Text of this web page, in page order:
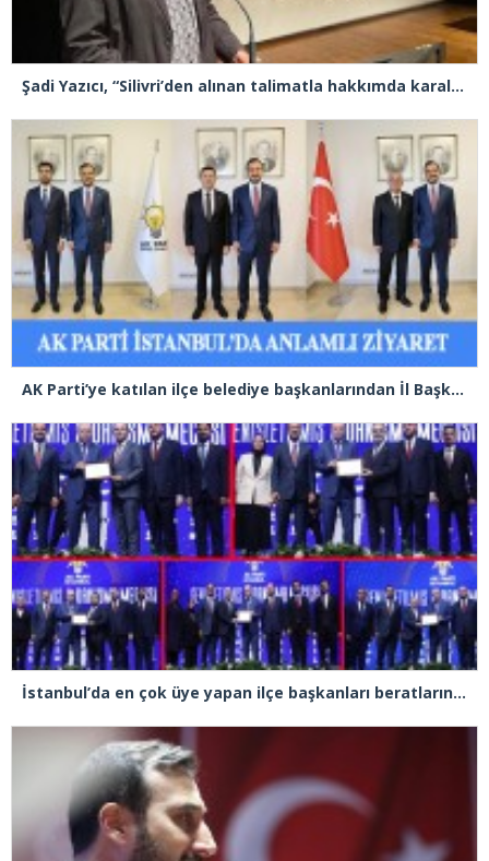
Şadi Yazıcı, “Silivri’den alınan talimatla hakkımda karalama kampanyası yürütülüyor”
AK Parti’ye katılan ilçe belediye başkanlarından İl Başkanı Özdemir’e ziyaret
İstanbul’da en çok üye yapan ilçe başkanları beratlarını Cumhurbaşkanı Erdoğan’ın elinden aldı